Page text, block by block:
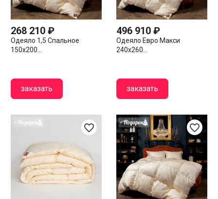
268 210 ₽
Одеяло 1,5 Спальное
150х200...
заказать
496 910 ₽
Одеяло Евро Макси
240х260...
заказать
favorite_border favorite_border